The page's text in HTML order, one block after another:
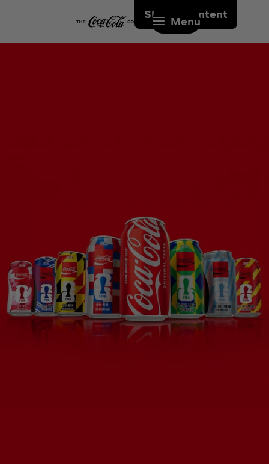
Skip to content
Menu